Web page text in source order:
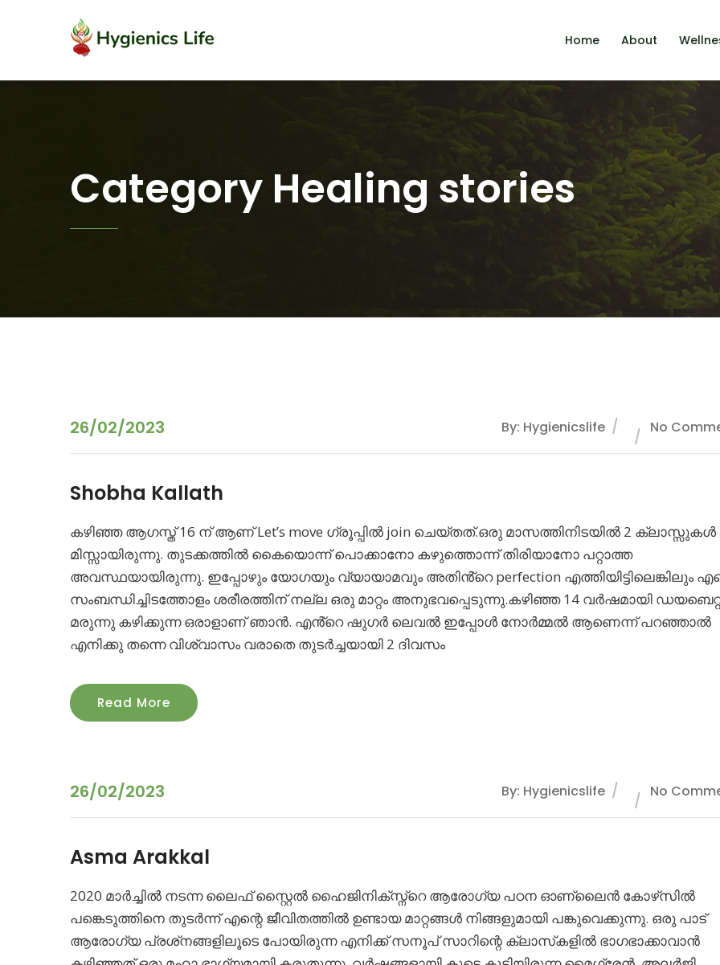
Home About
Category Healing stories
26/02/2023 By: Hygienicslife No
Shobha Kallath
കഴിഞ്ഞ ആഗസ്ത് 16 ന് ആണ് Let’s move ഗ്രൂപ്പിൽ join ചെയ്തത്.ഒരു മാസത്തിനിടയിൽ 2 ക്ലാസ്സുകൾ
മിസ്സായിരുന്നു. തുടക്കത്തിൽ കൈയൊന്ന് പൊക്കാനോ കഴുത്തൊന്ന് തിരിയാനോ പറ്റാത്ത
അവസ്ഥയായിരുന്നു. ഇപ്പോഴും യോഗയും വ്യായാമവും അതിൻ്റെ perfection എത്തിയിട്ടിലെങ്കിലും
സംബന്ധിച്ചിടത്തോളം ശരീരത്തിന് നല്ല ഒരു മാറ്റം അനുഭവപ്പെടുന്നു.കഴിഞ്ഞ 14 വർഷമായി
മരുന്നു കഴിക്കുന്ന ഒരാളാണ് ഞാൻ. എൻ്റെ ഷുഗർ ലെവൽ ഇപ്പോൾ നോർമ്മൽ ആണെന്ന് പറഞ്ഞാൽ
എനിക്കു തന്നെ വിശ്വാസം വരാതെ തുടർച്ചയായി 2 ദിവസം
Read More
26/02/2023 By: Hygienicslife No
Asma Arakkal
2020 മാർച്ചിൽ നടന്ന ലൈഫ് സ്റ്റൈൽ ഹൈജിനിക്‌സ്ന്റെ ആരോഗ്യ പഠന ഓണ്ലൈൻ കോഴ്‌സിൽ
പങ്കെടുത്തിനെ തുടർന്ന് എന്റെ ജീവിതത്തിൽ ഉണ്ടായ മാറ്റങ്ങൾ നിങ്ങളുമായി പങ്കുവെക്കുന്നു. ഒരു പാട്
ആരോഗ്യ പ്രശ്‌നങ്ങളിലൂടെ പോയിരുന്ന എനിക്ക് സനൂപ് സാറിന്റെ ക്ലാസ്‌കളിൽ ഭാഗഭാക്കാവാൻ